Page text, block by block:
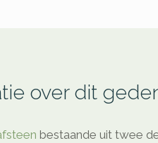
over dit
bestaande uit twee